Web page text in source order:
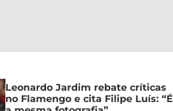
Leonardo Jardim rebate críticas
no Flamengo e cita Filipe Luís: “É